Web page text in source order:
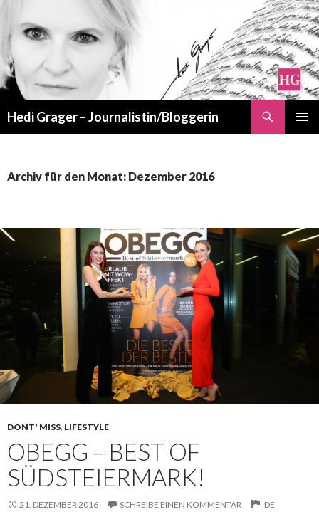
Hedi Grager – Journalistin/Bloggerin
Archiv für den Monat: Dezember 2016
DONT' MISS, LIFESTYLE
OBEGG – BEST OF
SÜDSTEIERMARK!
21. DEZEMBER 2016 SCHREIBE EINEN KOMMENTAR DE